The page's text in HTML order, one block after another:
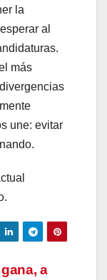
la
al
más
une: evitar
a